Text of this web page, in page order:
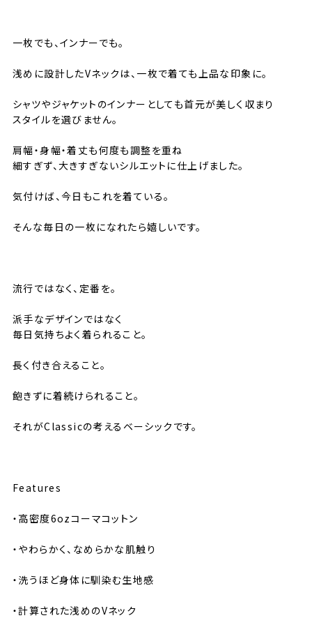
一枚でも、インナーでも。
浅めに設計したVネックは、一枚で着ても上品な印象に。
シャツやジャケットのインナーとしても首元が美しく収まり
スタイルを選びません。
肩幅・身幅・着丈も何度も調整を重ね
細すぎず、大きすぎないシルエットに仕上げました。
気付けば、今日もこれを着ている。
そんな毎日の一枚になれたら嬉しいです。
流行ではなく、定番を。
派手なデザインではなく
毎日気持ちよく着られること。
長く付き合えること。
飽きずに着続けられること。
それがClassicの考えるベーシックです。
Features
・高密度6ozコーマコットン
・やわらかく、なめらかな肌触り
・洗うほど身体に馴染む生地感
・計算された浅めのVネック